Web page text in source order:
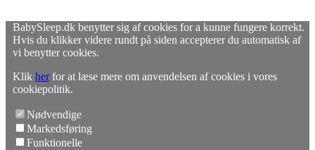
BabySleep.dk benytter sig af cookies for a kunne fungere korrekt.
Hvis du klikker videre rundt på siden accepterer du automatisk af
vi benytter cookies.
Klik her for at læse mere om anvendelsen af cookies i vores
cookiepolitik.
Nødvendige
Markedsføring
Funktionelle